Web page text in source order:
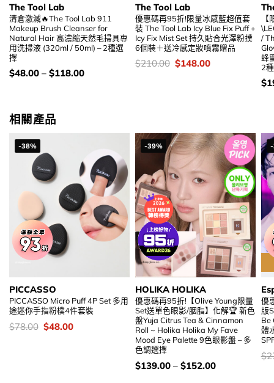
The Tool Lab
清倉激減🔥The Tool Lab 911
Makeup Brush Cleanser for
Natural Hair 高濃縮天然毛掃具專
用洗掃液 (320ml / 50ml) – 2種選
擇
價
$48.00– $118.00
The Tool Lab
優惠碼再95折!限量冰感藍超值套
裝 The Tool Lab Icy Blue Fix Puff +
Icy Fix Mist Set 持久貼合光澤粉撲
6個裝＋送冷感定妝噴霧贈品
價
$210.00 Original
$148.00Current
/
蜂
2
價
$
相關產品
-38%
PICCASSO
PICCASSO Micro Puff 4P Set 多用
途迷你手指粉樸4件套裝
價
錢：
$78.00 Original
price
$48.00Current
-39%
HOLIKA HOLIKA
優惠碼再95折!【Olive Young限量
Set送單色眼影/胭脂】化解🏆 新色
盤Yuja Citrus Tea & Cinnamon
Roll ~ Holika Holika My Fave
Mood Eye Palette 9色眼影盤 – 多
色調選擇
價
錢：
$139.00– $152.00
優
版
Be
體
價
錢
$